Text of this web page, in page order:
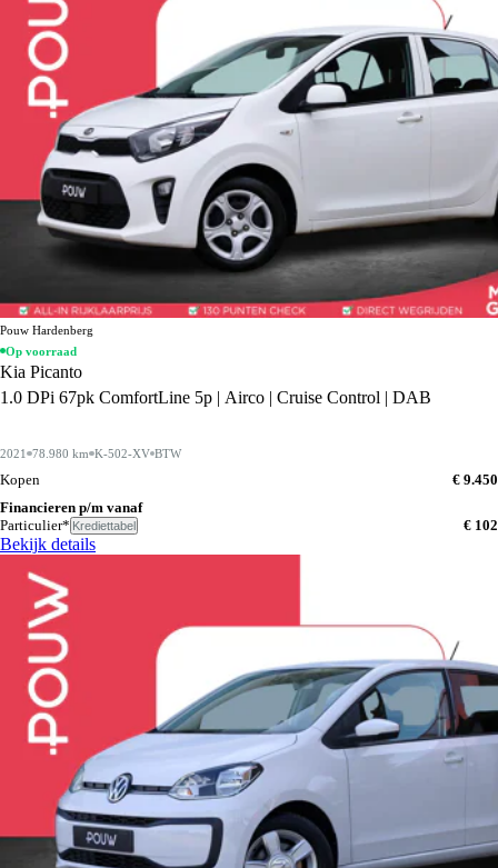
Pouw Hardenberg
Op voorraad
Kia Picanto
1.0 DPi 67pk ComfortLine 5p | Airco | Cruise Control | DAB
2021 78.980 km K-502-XV BTW
Kopen
€ 9.450
Financieren p/m vanaf
Particulier* Krediettabel € 102
Bekijk details